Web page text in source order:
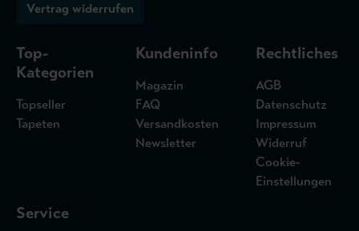
Vertrag widerrufen
Top-
Kategorien
Topseller
Tapeten
Kundeninfo
Magazin
FAQ
Versandkosten
Newsletter
Rechtliches
AGB
Datenschutz
Impressum
Widerruf
Cookie-
Einstellungen
Service